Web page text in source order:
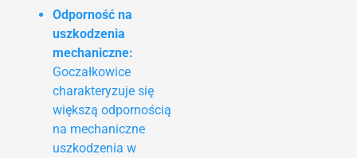
Odporność na
uszkodzenia
mechaniczne:
Goczałkowice
charakteryzuje się
większą odpornością
na mechaniczne
uszkodzenia w